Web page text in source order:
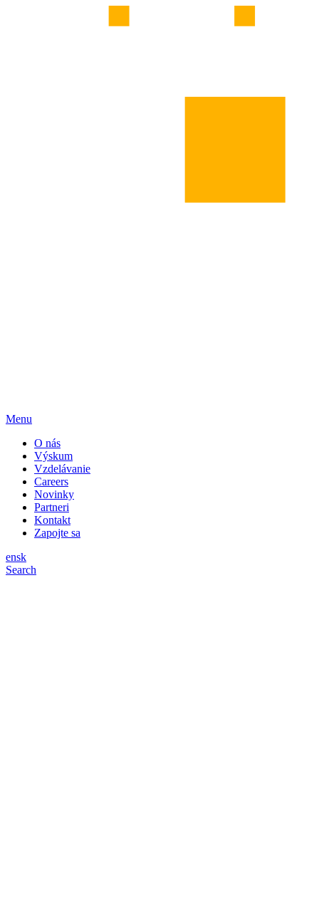
Menu
O nás
Výskum
Vzdelávanie
Careers
Novinky
Partneri
Kontakt
Zapojte sa
ensk
Search